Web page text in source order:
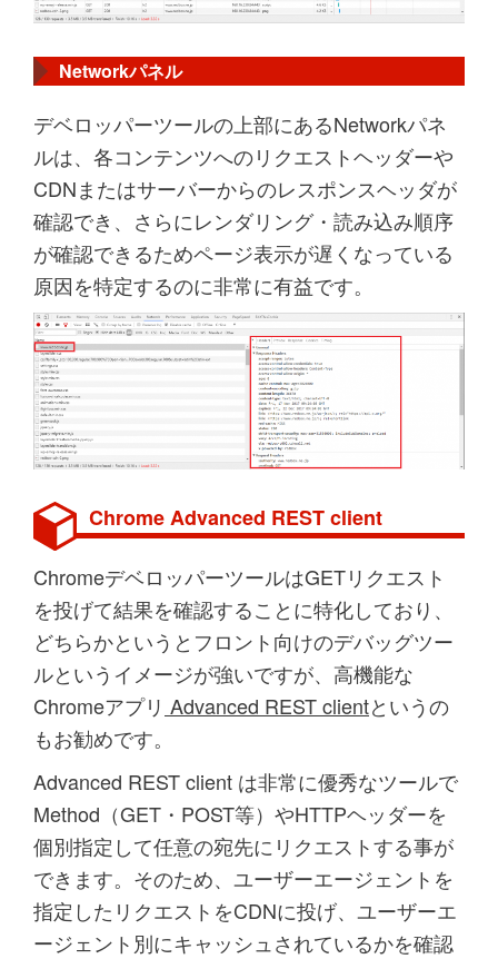
Networkパネル
デベロッパーツールの上部にあるNetworkパネ
ルは、各コンテンツへのリクエストヘッダーや
CDNまたはサーバーからのレスポンスヘッダが
確認でき、さらにレンダリング・読み込み順序
が確認できるためページ表示が遅くなっている
原因を特定するのに非常に有益です。
Chrome Advanced REST client
ChromeデベロッパーツールはGETリクエスト
を投げて結果を確認することに特化しており、
どちらかというとフロント向けのデバッグツー
ルというイメージが強いですが、高機能な
Chromeアプリ Advanced REST clientというの
もお勧めです。
Advanced REST client は非常に優秀なツールで
Method（GET・POST等）やHTTPヘッダーを
個別指定して任意の宛先にリクエストする事が
できます。そのため、ユーザーエージェントを
指定したリクエストをCDNに投げ、ユーザーエ
ージェント別にキャッシュされているかを確認